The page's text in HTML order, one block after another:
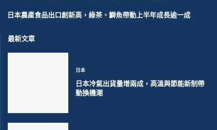
日本農產食品出口創新高，綠茶、鰤魚帶動上半年成長逾一成
最新文章
日本
日本冷氣出貨量增兩成，高溫與節能新制帶
動換機潮